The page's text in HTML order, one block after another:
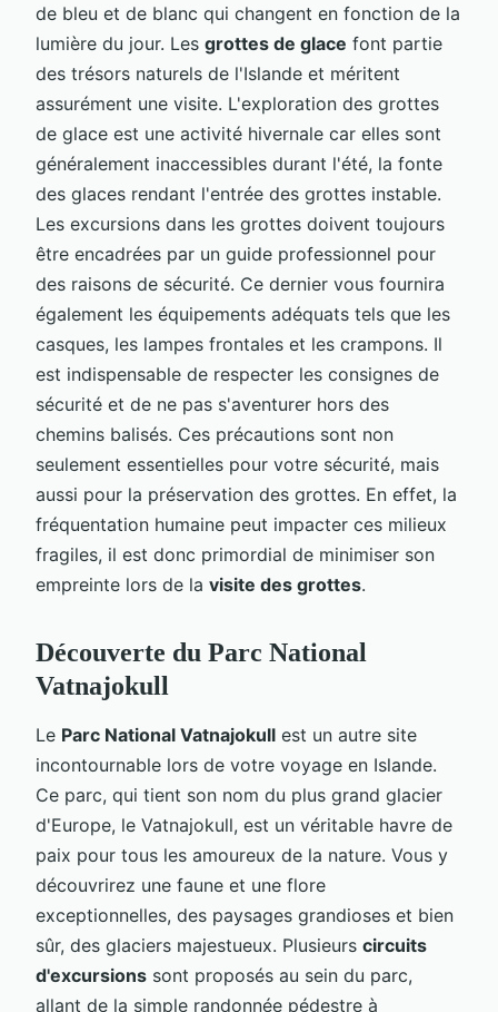
de bleu et de blanc qui changent en fonction de la
lumière du jour. Les grottes de glace font partie
des trésors naturels de l'Islande et méritent
assurément une visite. L'exploration des grottes
de glace est une activité hivernale car elles sont
généralement inaccessibles durant l'été, la fonte
des glaces rendant l'entrée des grottes instable.
Les excursions dans les grottes doivent toujours
être encadrées par un guide professionnel pour
des raisons de sécurité. Ce dernier vous fournira
également les équipements adéquats tels que les
casques, les lampes frontales et les crampons. Il
est indispensable de respecter les consignes de
sécurité et de ne pas s'aventurer hors des
chemins balisés. Ces précautions sont non
seulement essentielles pour votre sécurité, mais
aussi pour la préservation des grottes. En effet, la
fréquentation humaine peut impacter ces milieux
fragiles, il est donc primordial de minimiser son
empreinte lors de la visite des grottes.
Découverte du Parc National
Vatnajokull
Le Parc National Vatnajokull est un autre site
incontournable lors de votre voyage en Islande.
Ce parc, qui tient son nom du plus grand glacier
d'Europe, le Vatnajokull, est un véritable havre de
paix pour tous les amoureux de la nature. Vous y
découvrirez une faune et une flore
exceptionnelles, des paysages grandioses et bien
sûr, des glaciers majestueux. Plusieurs circuits
d'excursions sont proposés au sein du parc,
allant de la simple randonnée pédestre à